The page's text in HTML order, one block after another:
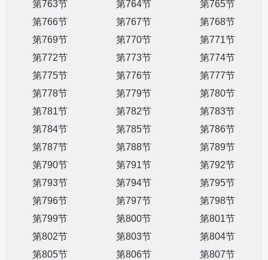
第763节
第764节
第765节
第766节
第767节
第768节
第769节
第770节
第771节
第772节
第773节
第774节
第775节
第776节
第777节
第778节
第779节
第780节
第781节
第782节
第783节
第784节
第785节
第786节
第787节
第788节
第789节
第790节
第791节
第792节
第793节
第794节
第795节
第796节
第797节
第798节
第799节
第800节
第801节
第802节
第803节
第804节
第805节
第806节
第807节